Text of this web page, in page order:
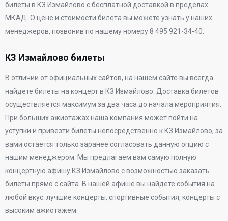
билеты в КЗ Измайлово с бесплатной доставкой в пределах
МКАД. О цене и стоимости билета вы можете узнать у наших
менеджеров, позвонив по нашему номеру 8 495 921-34-40.
КЗ Измайлово билеты
В отличии от официальных сайтов, на нашем сайте вы всегда
найдете билеты на концерт в КЗ Измайлово. Доставка билетов
осуществляется максимум за два часа до начала мероприятия.
При больших ажиотажах наша компания может пойти на
уступки и привезти билеты непосредственно к КЗ Измайлово, за
вами остается только заранее согласовать данную опцию с
нашим менеджером. Мы предлагаем вам самую полную
концертную афишу КЗ Измайлово с возможностью заказать
билеты прямо с сайта. В нашей афише вы найдете события на
любой вкус: лучшие концерты, спортивные события, концерты с
высоким ажиотажем.